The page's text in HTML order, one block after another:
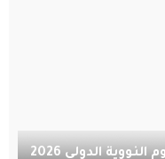
المملكة تستضيف أولمبياد العلوم النووية الدولي 2026